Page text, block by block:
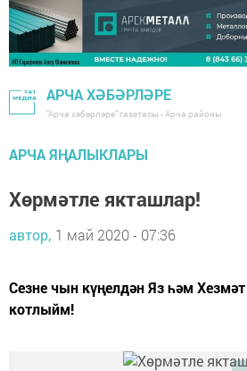
АРЧА ХӘБӘРЛӘРЕ
"Арча хәбәрләре" газетасы - Арча районы
АРЧА ЯҢАЛЫКЛАРЫ
Хөрмәтле якташлар!
автор, 1 май 2020 - 07:36
Сезне чын күңелдән Яз һәм
котлыйм!